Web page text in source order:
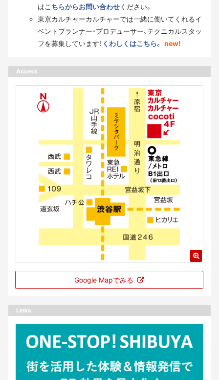
はこちらからお問い合わせください。
東京カルチャーカルチャーでは一緒に働いてくれるイ
ベントプランナー・プロデューサー、テクニカルスタッ
フを募集しています！ くわしくはこちら。 new!
Access
Google Mapでみる
Links